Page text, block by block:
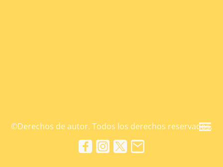
©Derechos de autor. Todos los derechos reservados.